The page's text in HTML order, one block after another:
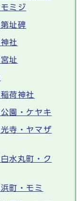
ミジ
址碑
社
址
荷神社
園・ケヤキ
寺・ヤマザ
水丸町・ク
町・モミ